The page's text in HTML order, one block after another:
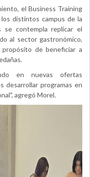
el Business Training
distintos campus de la
se contempla replicar el
al sector gastronómico,
de beneficiar a
en nuevas ofertas
desarrollar programas en
agregó Morel.